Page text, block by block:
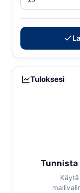
Tuloksesi
Tunnista